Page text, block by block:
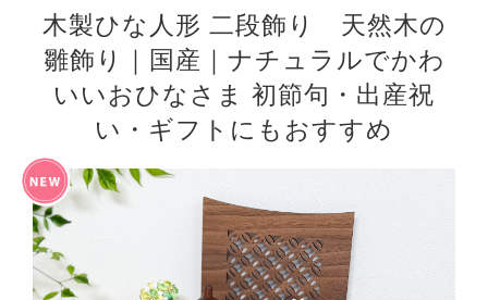
木製ひな人形 二段飾り 天然木の
雛飾り｜国産｜ナチュラルでかわ
いいおひなさま 初節句・出産祝
い・ギフトにもおすすめ